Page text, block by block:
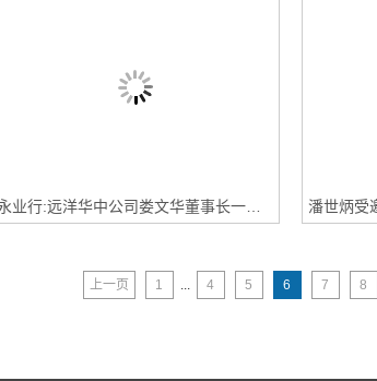
永业行:远洋华中公司娄文华董事长一行莅临永业行座谈交流
上一页 1 ... 4 5 6 7 8